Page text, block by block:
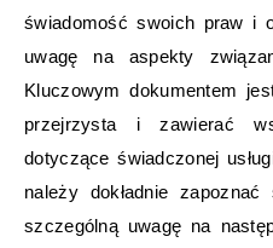
świadomość swoich praw i
uwagę na aspekty
Kluczowym dokumentem
przejrzysta i zawierać
dotyczące świadczonej
należy dokładnie
szczególną uwagę na